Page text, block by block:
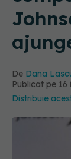
De Dana
Publicat pe 16
Distribuie